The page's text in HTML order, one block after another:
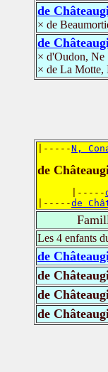
de
× de
de
× d'Oudon, Ne
× de La Motte,
|-----N,
de
      |-----
|-----de
Les 4 enfants
de
de
de
de